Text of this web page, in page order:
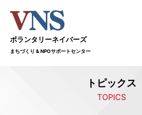
ボランタリーネイバーズ
まちづくり & NPOサポートセンター
トピックス
TOPICS